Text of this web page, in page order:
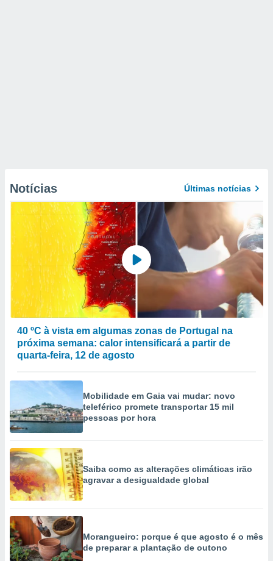
Notícias Últimas notícias
40 ºC à vista em algumas zonas de Portugal na
próxima semana: calor intensificará a partir de
quarta-feira, 12 de agosto
Mobilidade em Gaia vai mudar: novo
teleférico promete transportar 15 mil
pessoas por hora
Saiba como as alterações climáticas irão
agravar a desigualdade global
Morangueiro: porque é que agosto é o mês
de preparar a plantação de outono